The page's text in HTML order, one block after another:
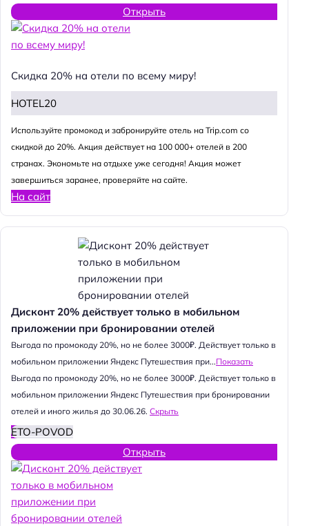
Открыть
Скидка 20% на отели по всему миру!
HOTEL20
Используйте промокод и забронируйте отель на Trip.com со
скидкой до 20%. Акция действует на 100 000+ отелей в 200
странах. Экономьте на отдыхе уже сегодня! Акция может
завершиться заранее, проверяйте на сайте.
На сайт
Дисконт 20% действует только в мобильном
приложении при бронировании отелей
Выгода по промокоду 20%, но не более 3000₽. Действует только в
мобильном приложении Яндекс Путешествия при...Показать
Выгода по промокоду 20%, но не более 3000₽. Действует только в
мобильном приложении Яндекс Путешествия при бронировании
отелей и иного жилья до 30.06.26. Скрыть
ETO-POVOD
Открыть